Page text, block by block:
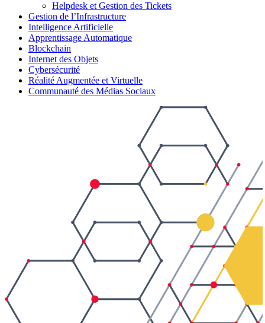
Helpdesk et Gestion des Tickets
Gestion de l’Infrastructure
Intelligence Artificielle
Apprentissage Automatique
Blockchain
Internet des Objets
Cybersécurité
Réalité Augmentée et Virtuelle
Communauté des Médias Sociaux